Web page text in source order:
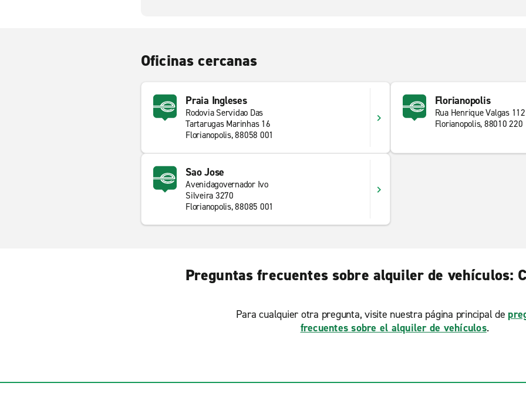
Oficinas cercanas
Praia Ingleses
Rodovia Servidao Das
Tartarugas Marinhas 16
Florianopolis, 88058 001
Florianopolis
Rua Henrique Valgas
Florianopolis, 88010 220
Sao Jose
Avenidagovernador Ivo
Silveira 3270
Florianopolis, 88085 001
Preguntas frecuentes sobre alquiler de vehículos:
Para cualquier otra pregunta, visite nuestra página principal de
frecuentes sobre el alquiler de vehículos.